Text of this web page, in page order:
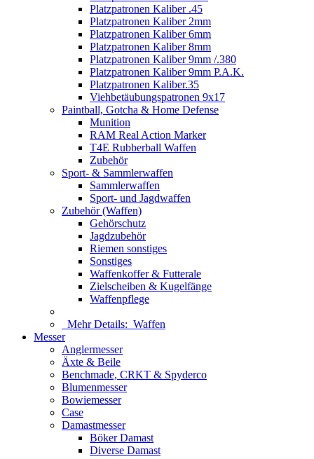
Platzpatronen Kaliber .45
Platzpatronen Kaliber 2mm
Platzpatronen Kaliber 6mm
Platzpatronen Kaliber 8mm
Platzpatronen Kaliber 9mm /.380
Platzpatronen Kaliber 9mm P.A.K.
Platzpatronen Kaliber.35
Viehbetäubungspatronen 9x17
Paintball, Gotcha & Home Defense
Munition
RAM Real Action Marker
T4E Rubberball Waffen
Zubehör
Sport- & Sammlerwaffen
Sammlerwaffen
Sport- und Jagdwaffen
Zubehör (Waffen)
Gehörschutz
Jagdzubehör
Riemen sonstiges
Sonstiges
Waffenkoffer & Futterale
Zielscheiben & Kugelfänge
Waffenpflege
Mehr Details: Waffen
Messer
Anglermesser
Äxte & Beile
Benchmade, CRKT & Spyderco
Blumenmesser
Bowiemesser
Case
Damastmesser
Böker Damast
Diverse Damast